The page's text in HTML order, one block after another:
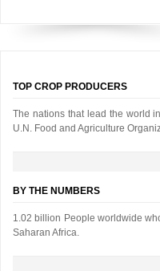
TOP CROP PRODUCERS
The nations that lead the world
U.N. Food and Agriculture
BY THE NUMBERS
1.02 billion People worldwide
Saharan Africa.